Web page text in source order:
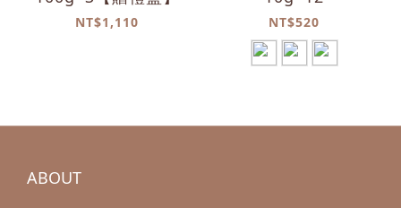
NT$1,110 NT$520
ABOUT